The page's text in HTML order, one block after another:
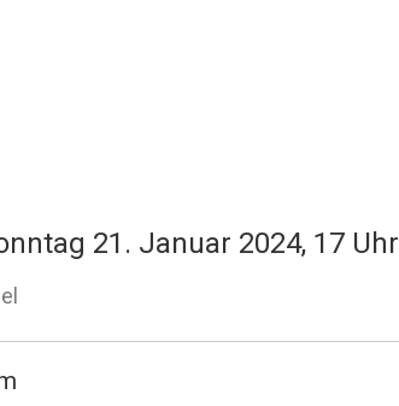
21. Januar 2024, 17 Uhr